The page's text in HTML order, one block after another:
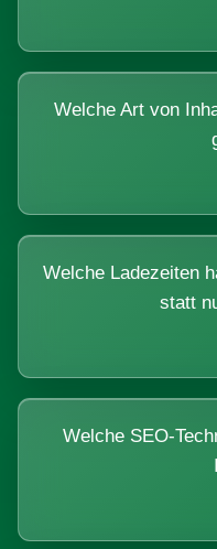
Welche Art von
Welche Ladezeiten
statt
Welche SEO-